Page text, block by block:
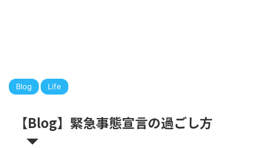
Blog Life
【Blog】緊急事態宣言の過ごし方